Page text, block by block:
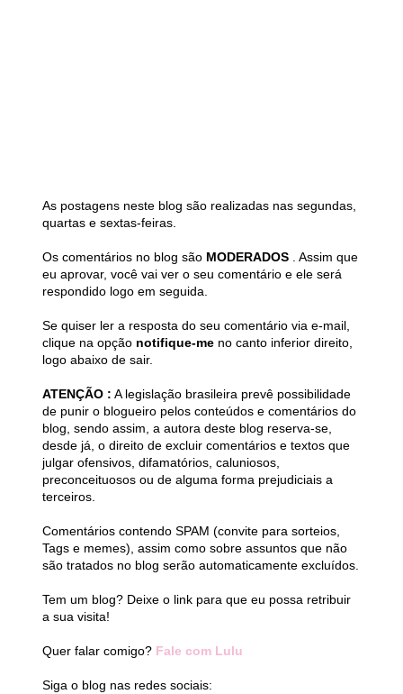
As postagens neste blog são realizadas nas segundas,
quartas e sextas-feiras.
Os comentários no blog são MODERADOS
. Assim que
eu aprovar, você vai ver o seu comentário e ele será
respondido logo em seguida.
Se quiser ler a resposta do seu comentário via e-mail,
clique na opção notifique-me no canto inferior direito,
logo abaixo de sair.
ATENÇÃO : A legislação brasileira prevê possibilidade
de punir o blogueiro pelos conteúdos e comentários do
blog, sendo assim, a autora deste blog reserva-se,
desde já, o direito de excluir comentários e textos que
julgar ofensivos, difamatórios, caluniosos,
preconceituosos ou de alguma forma prejudiciais a
terceiros.
Comentários contendo SPAM (convite para sorteios,
Tags e memes), assim como sobre assuntos que não
são tratados no blog serão automaticamente excluídos.
Tem um blog? Deixe o link para que eu possa retribuir
a sua visita!
Quer falar comigo? Fale com Lulu
Siga o blog nas redes sociais: